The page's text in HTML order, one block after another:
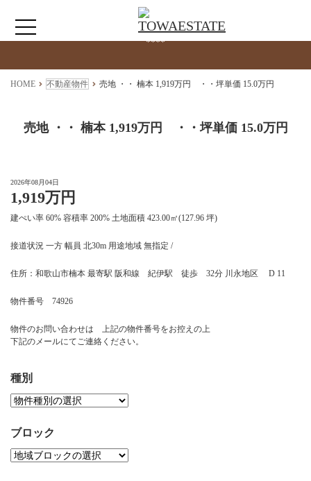
HOME
売買情報
月極駐車場のご案内
お問い合わせ
検索物件の詳細
****
HOME 不動産物件 売地 ・・ 楠本 1,919万円 ・・坪単価 15.0万円
売地 ・・ 楠本 1,919万円 ・・坪単価 15.0万円
2026年08月04日
1,919万円
建ぺい率 60% 容積率 200% 土地面積 423.00㎡(127.96 坪)
接道状況 一方 幅員 北30m 用途地域 無指定 /
住所：和歌山市楠本 最寄駅 阪和線 紀伊駅 徒歩 32分 川永地区 D 11
物件番号 74926
物件のお問い合わせは 上記の物件番号をお控えの上
下記のメールにてご連絡ください。
種別
ブロック